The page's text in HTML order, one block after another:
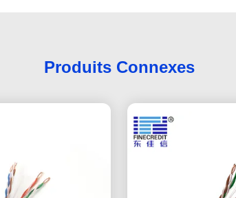
Produits Connexes